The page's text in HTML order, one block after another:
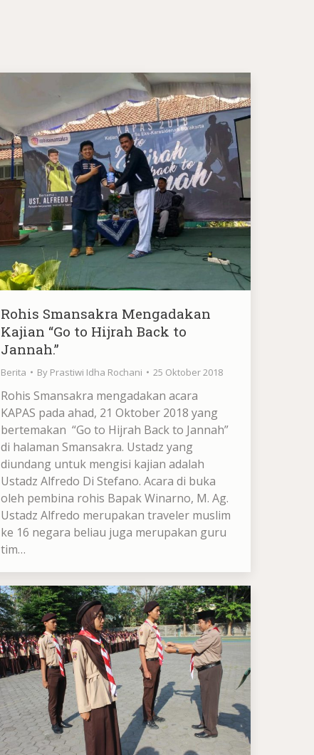
Rohis Smansakra Mengadakan
Kajian “Go to Hijrah Back to
Jannah.”
Berita By Prastiwi Idha Rochani 25 Oktober 2018
Rohis Smansakra mengadakan acara
KAPAS pada ahad, 21 Oktober 2018 yang
bertemakan “Go to Hijrah Back to Jannah”
di halaman Smansakra. Ustadz yang
diundang untuk mengisi kajian adalah
Ustadz Alfredo Di Stefano. Acara di buka
oleh pembina rohis Bapak Winarno, M. Ag.
Ustadz Alfredo merupakan traveler muslim
ke 16 negara beliau juga merupakan guru
tim…